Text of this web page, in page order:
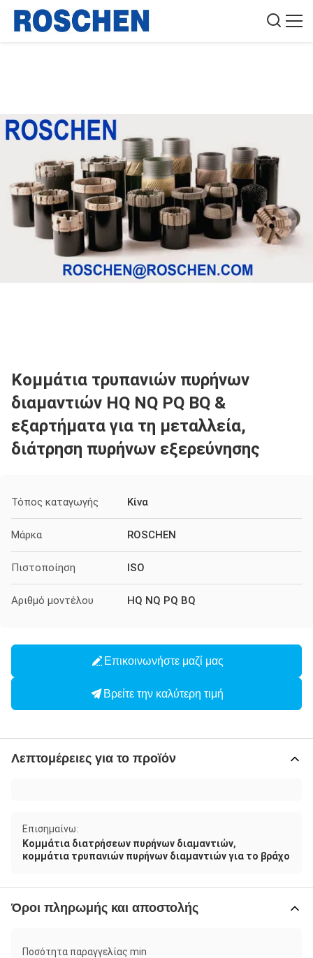
Κομμάτια τρυπανιών πυρήνων
διαμαντιών HQ NQ PQ BQ &
εξαρτήματα για τη μεταλλεία,
διάτρηση πυρήνων εξερεύνησης
Τόπος καταγωγής Κίνα
Μάρκα ROSCHEN
Πιστοποίηση ISO
Αριθμό μοντέλου HQ NQ PQ BQ
Επικοινωνήστε μαζί μας
Βρείτε την καλύτερη τιμή
Λεπτομέρειες για το προϊόν
Επισημαίνω:
Κομμάτια διατρήσεων πυρήνων διαμαντιών,
κομμάτια τρυπανιών πυρήνων διαμαντιών για το βράχο
Όροι πληρωμής και αποστολής
Ποσότητα παραγγελίας min